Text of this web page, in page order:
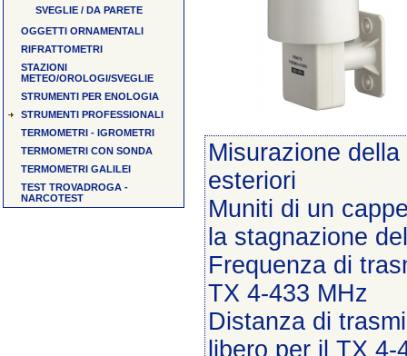
SVEGLIE / DA PARETE
OGGETTI ORNAMENTALI
RIFRATTOMETRI
STAZIONI
METEO/OROLOGI/SVEGLIE
STRUMENTI PER ENOLOGIA
STRUMENTI PROFESSIONALI
TERMOMETRI - IGROMETRI
TERMOMETRI CON SONDA
TERMOMETRI GALILEI
TEST TROVADROGA -
NARCOTEST
Misurazione
esteriori
Muniti di un
la stagnazione
Frequenza di
TX 4-433 MHz
Distanza di
libero per il TX 4-